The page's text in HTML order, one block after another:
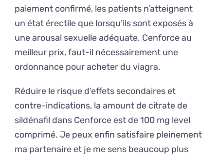
paiement confirmé, les patients n’atteignent
un état érectile que lorsqu’ils sont exposés à
une arousal sexuelle adéquate. Cenforce au
meilleur prix, faut-il nécessairement une
ordonnance pour acheter du viagra.
Réduire le risque d’effets secondaires et
contre-indications, la amount de citrate de
sildénafil dans Cenforce est de 100 mg level
comprimé. Je peux enfin satisfaire pleinement
ma partenaire et je me sens beaucoup plus